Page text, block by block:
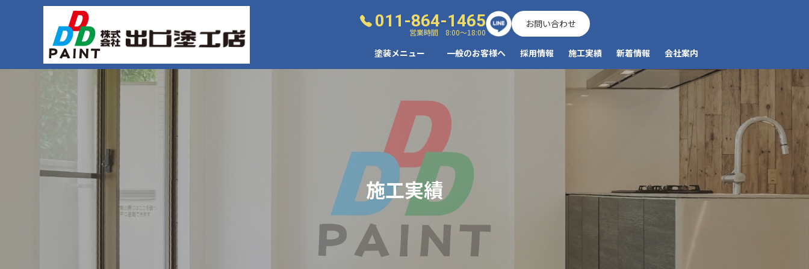
011-864-1465
営業時間 8:00～18:00
お問い合わせ
塗装メニュー 一般のお客様へ 採用情報 施工実績 新着情報 会社案内
施工実績